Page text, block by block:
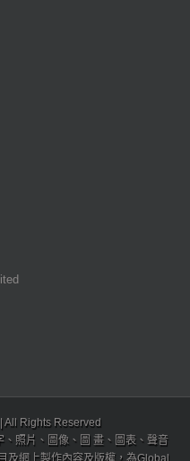
All Rights Reserved
照片、圖像、圖 畫、圖表、聲音
及網上製作內容及版權，為Global